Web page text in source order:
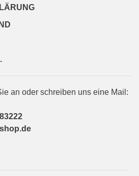
an oder schreiben uns eine Mail: